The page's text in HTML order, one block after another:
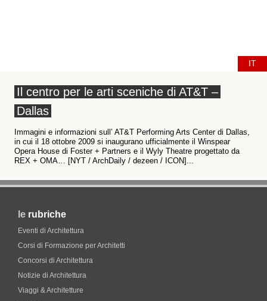
IT
Il centro per le arti sceniche di AT&T –
Dallas
Immagini e informazioni sull’ AT&T Performing Arts Center di Dallas,
in cui il 18 ottobre 2009 si inaugurano ufficialmente il Winspear
Opera House di Foster + Partners e il Wyly Theatre progettato da
REX + OMA… [NYT / ArchDaily / dezeen / ICON]...
le rubriche
Eventi di Architettura
Corsi di Formazione per Architetti
Concorsi di Architettura
Notizie di Architettura
Viaggi & Architetture